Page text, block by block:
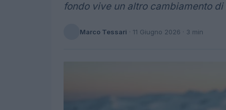
fondo vive un altro cambiamento di
Marco Tessari · 11 Giugno 2026 · 3 min